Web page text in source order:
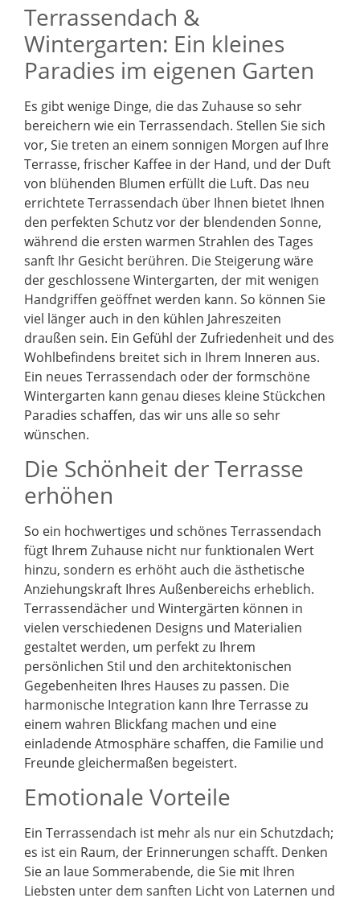
Terrassendach &
Wintergarten: Ein kleines
Paradies im eigenen Garten
Es gibt wenige Dinge, die das Zuhause so sehr
bereichern wie ein Terrassendach. Stellen Sie sich
vor, Sie treten an einem sonnigen Morgen auf Ihre
Terrasse, frischer Kaffee in der Hand, und der Duft
von blühenden Blumen erfüllt die Luft. Das neu
errichtete Terrassendach über Ihnen bietet Ihnen
den perfekten Schutz vor der blendenden Sonne,
während die ersten warmen Strahlen des Tages
sanft Ihr Gesicht berühren. Die Steigerung wäre
der geschlossene Wintergarten, der mit wenigen
Handgriffen geöffnet werden kann. So können Sie
viel länger auch in den kühlen Jahreszeiten
draußen sein. Ein Gefühl der Zufriedenheit und des
Wohlbefindens breitet sich in Ihrem Inneren aus.
Ein neues Terrassendach oder der formschöne
Wintergarten kann genau dieses kleine Stückchen
Paradies schaffen, das wir uns alle so sehr
wünschen.
Die Schönheit der Terrasse
erhöhen
So ein hochwertiges und schönes Terrassendach
fügt Ihrem Zuhause nicht nur funktionalen Wert
hinzu, sondern es erhöht auch die ästhetische
Anziehungskraft Ihres Außenbereichs erheblich.
Terrassendächer und Wintergärten können in
vielen verschiedenen Designs und Materialien
gestaltet werden, um perfekt zu Ihrem
persönlichen Stil und den architektonischen
Gegebenheiten Ihres Hauses zu passen. Die
harmonische Integration kann Ihre Terrasse zu
einem wahren Blickfang machen und eine
einladende Atmosphäre schaffen, die Familie und
Freunde gleichermaßen begeistert.
Emotionale Vorteile
Ein Terrassendach ist mehr als nur ein Schutzdach;
es ist ein Raum, der Erinnerungen schafft. Denken
Sie an laue Sommerabende, die Sie mit Ihren
Liebsten unter dem sanften Licht von Laternen und